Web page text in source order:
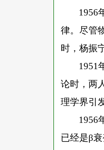
1956
律。尽管
时，杨振
1951
论时，两
理学界引
1956
已经是β